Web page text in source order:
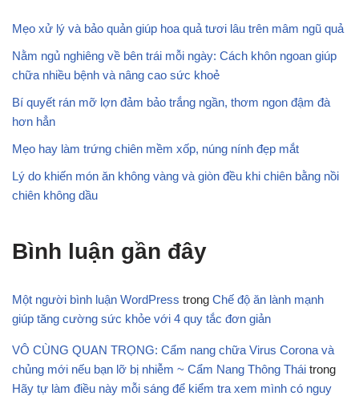
Mẹo xử lý và bảo quản giúp hoa quả tươi lâu trên mâm ngũ quả
Nằm ngủ nghiêng về bên trái mỗi ngày: Cách khôn ngoan giúp
chữa nhiều bệnh và nâng cao sức khoẻ
Bí quyết rán mỡ lợn đảm bảo trắng ngần, thơm ngon đậm đà
hơn hẳn
Mẹo hay làm trứng chiên mềm xốp, núng nính đẹp mắt
Lý do khiến món ăn không vàng và giòn đều khi chiên bằng nồi
chiên không dầu
Bình luận gần đây
Một người bình luận WordPress trong Chế độ ăn lành mạnh
giúp tăng cường sức khỏe với 4 quy tắc đơn giản
VÔ CÙNG QUAN TRỌNG: Cẩm nang chữa Virus Corona và
chủng mới nếu bạn lỡ bị nhiễm ~ Cẩm Nang Thông Thái trong
Hãy tự làm điều này mỗi sáng để kiểm tra xem mình có nguy